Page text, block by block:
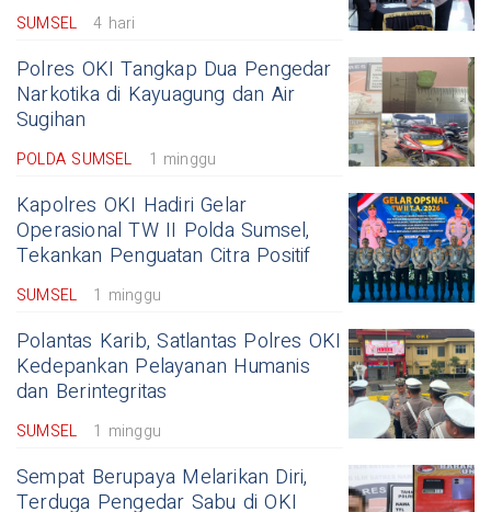
SUMSEL 4 hari
Polres OKI Tangkap Dua Pengedar
Narkotika di Kayuagung dan Air
Sugihan
POLDA SUMSEL 1 minggu
Kapolres OKI Hadiri Gelar
Operasional TW II Polda Sumsel,
Tekankan Penguatan Citra Positif
SUMSEL 1 minggu
Polantas Karib, Satlantas Polres OKI
Kedepankan Pelayanan Humanis
dan Berintegritas
SUMSEL 1 minggu
Sempat Berupaya Melarikan Diri,
Terduga Pengedar Sabu di OKI